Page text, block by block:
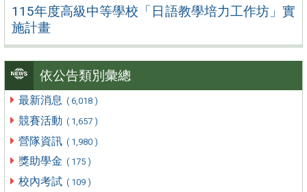
115年度高級中等學校「日語教學培力工作坊」實
施計畫
依公告類別彙總
最新消息 ( 6,018 )
競賽活動 ( 1,657 )
營隊資訊 ( 1,980 )
獎助學金 ( 175 )
校內考試 ( 109 )